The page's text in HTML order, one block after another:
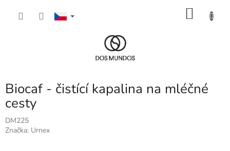
Biocaf - čistící kapalina na mléčné
cesty
DM225
Značka: Urnex